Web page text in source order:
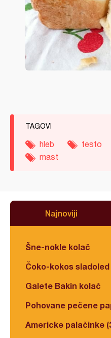
TAGOVI
hleb testo
mast
Najnoviji
Šne-nokle kolač
Čoko-kokos sladoled
Galete Bakin kolač
Pohovane pečene
Americke palačinke